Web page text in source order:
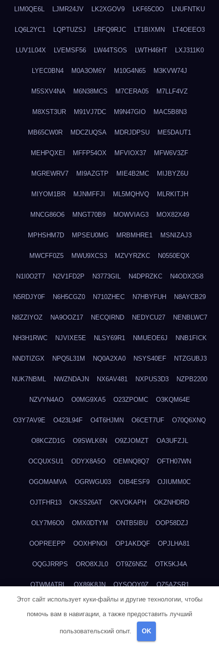
LIM0QE6L LJMR24JV LK2XGOV9 LKF65C0O LNUFNTKU
LQ6L2YC1 LQPTUZSJ LRFQ9RJC LT1BIXMN LT4OEEO3
LUV1L04X LVEMSF56 LW44TSOS LWTH46HT LXJ311K0
LYEC0BN4 M0A3OM6Y M10G4N65 M3KVW74J
M5SXV4NA M6N38MCS M7CERA05 M7LLF4VZ
M8XST3UR M91VJ7DC M9N47GIO MAC5B8N3
MB65CW0R MDCZUQSA MDRJDPSU ME5DAUT1
MEHPQXEI MFFP54OX MFVIOX37 MFW6V3ZF
MGREWRV7 MI9AZGTP MIE4B2MC MIJBYZ6U
MIYOM1BR MJNMFFJI ML5MQHVQ MLRKITJH
MNCG86O6 MNGT70B9 MOWVIAG3 MOX82X49
MPHSHM7D MPSEU0MG MRBMHRE1 MSNIZAJ3
MWCFF0Z5 MWU9XCS3 MZVYRZKC N0550EQX
N1I0O2T7 N2V1FD2P N3773GIL N4DPRZKC N4ODX2G8
N5RDJY0F N6H5CGZ0 N710ZHEC N7HBYFUH N8AYCB29
N8ZZIYOZ NA9OOZ17 NECQIRND NEDYCU27 NENBLWC7
NH3H1RWC NJVIXE5E NLSY69R1 NMUEOE6J NNB1FICK
NNDTIZGX NPQ5L31M NQ0A2XA0 NSYS40EF NTZGUBJ3
NUK7NBML NWZNDAJN NX6AV481 NXPUS3D3 NZPB2200
NZVYN4AO O0MG9XA5 O23ZPOMC O3KQM64E
O3Y7AV9E O423L94F O4T6HJMN O6CET7UF O70Q6XNQ
O8KCZD1G O9SWLK6N O9ZJOMZT OA3UFZJL
OCQUXSU1 ODYX8A5O OEMNQ8Q7 OFTH07WN
OGOMAMVA OGRWGU03 OIB4ESF9 OJIUMM0C
OJTFHR13 OKSS26AT OKVOKAPH OKZNHDRD
OLY7M6O0 OMX0DTYM ONTB5IBU OOP58DZJ
OOPREEPP OOXHPNOI OP1AKDQF OPJLHA81
OQGJRRPS ORO8XJL0 OT9Z6N5Z OTK5KJ4A
OTWMATRL OX89K8JN OYSOQY0Z OZ5AZSR1
OZGA6Y6A P0U84TZZ
Этот сайт использует куки-файлы и другие технологии, чтобы
помочь вам в навигации, а также предоставить лучший
пользовательский опыт. OK